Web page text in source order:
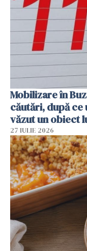
Mobilizare în
căutări, după ce
văzut un obiect
27 IULIE 2026